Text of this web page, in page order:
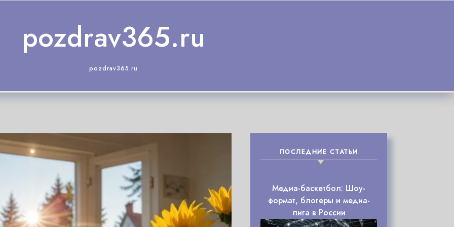
pozdrav365.ru
pozdrav365.ru
ПОСЛЕДНИЕ СТАТЬИ
Медиа-баскетбол: Шоу-
формат, блогеры и медиа-
лига в России